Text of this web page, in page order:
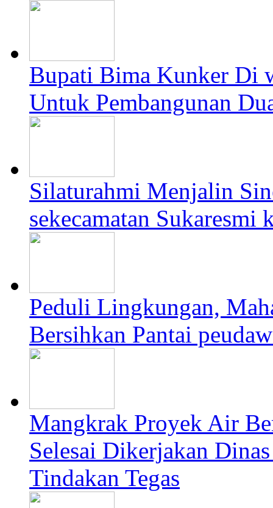
Bupati Bima Kunker Di
Untuk Pembangunan
Silaturahmi Menjalin
sekecamatan Sukaresmi
Peduli Lingkungan,
Bersihkan Pantai
Mangkrak Proyek Air
Selesai Dikerjakan
Tindakan Tegas